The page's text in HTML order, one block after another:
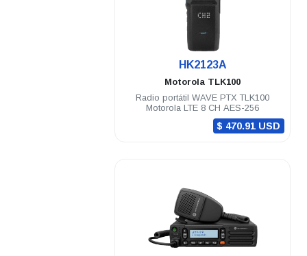
HK2123A
Motorola TLK100
Radio portátil WAVE PTX TLK100
Motorola LTE 8 CH AES-256
$ 470.91 USD